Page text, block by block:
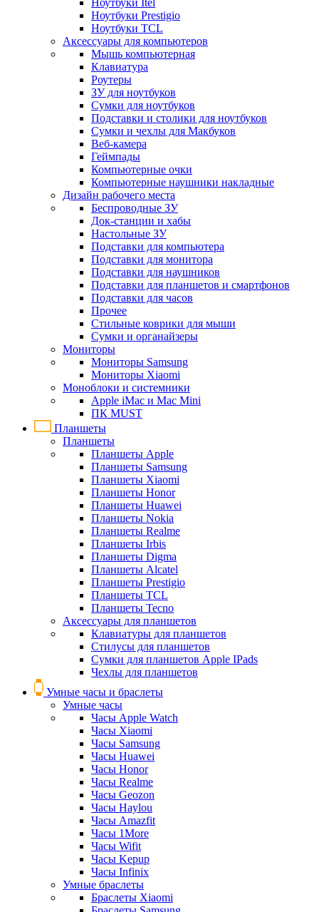
Ноутбуки Itel
Ноутбуки Prestigio
Ноутбуки TCL
Аксессуары для компьютеров
Мышь компьютерная
Клавиатура
Роутеры
ЗУ для ноутбуков
Сумки для ноутбуков
Подставки и столики для ноутбуков
Сумки и чехлы для Макбуков
Веб-камера
Геймпады
Компьютерные очки
Компьютерные наушники накладные
Дизайн рабочего места
Беспроводные ЗУ
Док-станции и хабы
Настольные ЗУ
Подставки для компьютера
Подставки для монитора
Подставки для наушников
Подставки для планшетов и смартфонов
Подставки для часов
Прочее
Стильные коврики для мыши
Сумки и органайзеры
Мониторы
Мониторы Samsung
Мониторы Xiaomi
Моноблоки и системники
Apple iMac и Mac Mini
ПК MUST
Планшеты
Планшеты
Планшеты Apple
Планшеты Samsung
Планшеты Xiaomi
Планшеты Honor
Планшеты Huawei
Планшеты Nokia
Планшеты Realme
Планшеты Irbis
Планшеты Digma
Планшеты Alcatel
Планшеты Prestigio
Планшеты TCL
Планшеты Tecno
Аксессуары для планшетов
Клавиатуры для планшетов
Стилусы для планшетов
Сумки для планшетов Apple IPads
Чехлы для планшетов
Умные часы и браслеты
Умные часы
Часы Apple Watch
Часы Xiaomi
Часы Samsung
Часы Huawei
Часы Honor
Часы Realme
Часы Geozon
Часы Haylou
Часы Amazfit
Часы 1More
Часы Wifit
Часы Kepup
Часы Infinix
Умные браслеты
Браслеты Xiaomi